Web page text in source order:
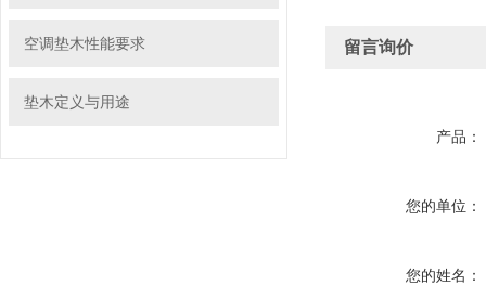
空调垫木性能要求
垫木定义与用途
留言询价
产品：
您的单位：
您的姓名：